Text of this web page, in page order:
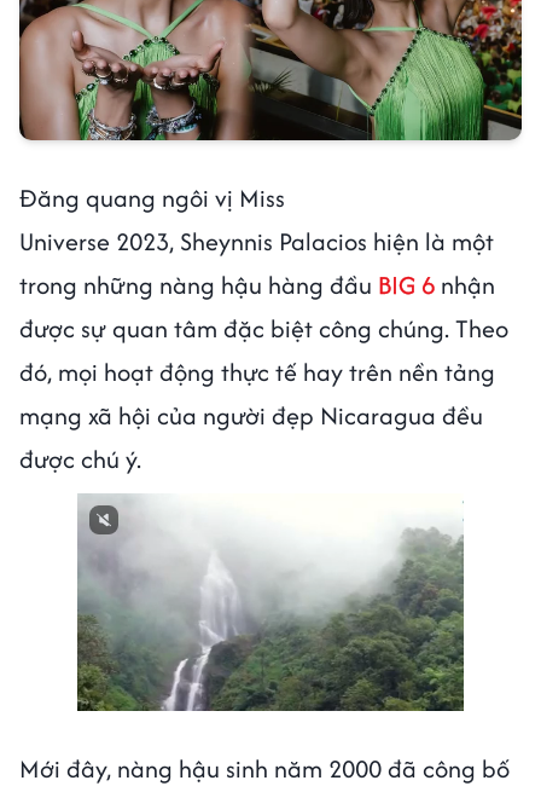
Đăng quang ngôi vị Miss
Universe 2023, Sheynnis Palacios hiện là một
trong những nàng hậu hàng đầu BIG 6 nhận
được sự quan tâm đặc biệt công chúng. Theo
đó, mọi hoạt động thực tế hay trên nền tảng
mạng xã hội của người đẹp Nicaragua đều
được chú ý.
Next video in 3 Cancel
Mới đây, nàng hậu sinh năm 2000 đã công bố